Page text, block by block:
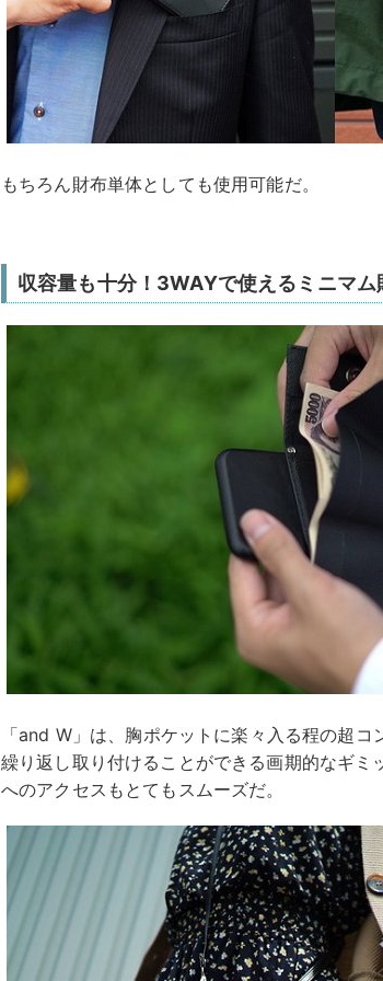
もちろん財布単体としても使用可能だ。
収容量も十分！3WAYで使えるミニマム
「and W」は、胸ポケットに楽々入る程の超
繰り返し取り付けることができる画期的なギ
へのアクセスもとてもスムーズだ。